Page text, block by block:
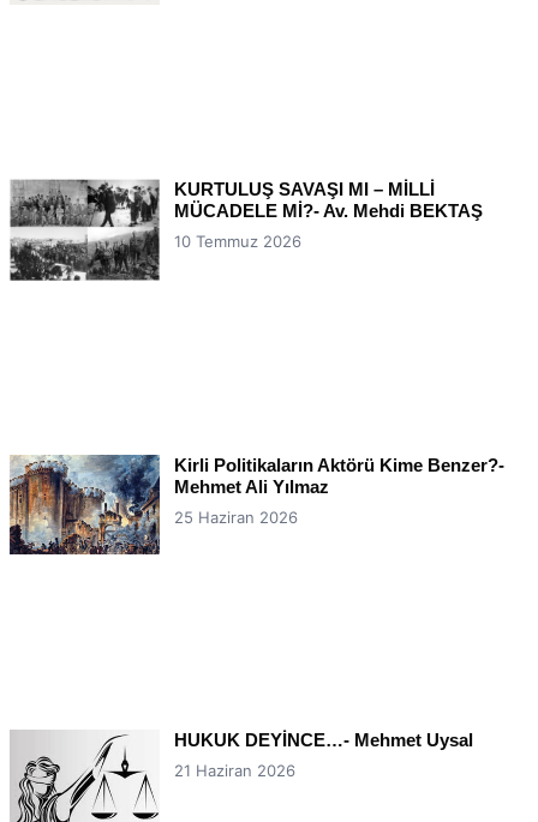
KURTULUŞ SAVAŞI MI – MİLLİ
MÜCADELE Mİ?- Av. Mehdi BEKTAŞ
10 Temmuz 2026
Kirli Politikaların Aktörü Kime Benzer?-
Mehmet Ali Yılmaz
25 Haziran 2026
HUKUK DEYİNCE…- Mehmet Uysal
21 Haziran 2026